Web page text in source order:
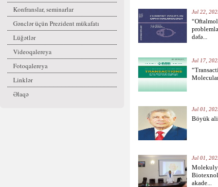
Konfranslar, seminarlar
Gənclər üçün Prezident mükafatı
Lüğətlər
Videoqalereya
Fotoqalereya
Linklər
Əlaqə
Jul 22,
dəfə...
Jul 17,
Jul 01,
Böyük
Jul 01,
akade...